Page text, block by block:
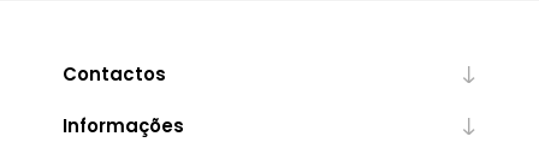
Contactos
Informações